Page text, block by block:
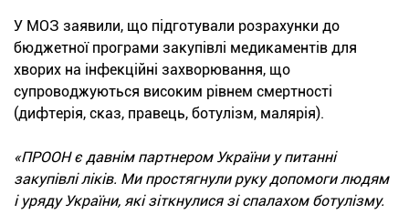
У МОЗ заявили, що підготували розрахунки до
бюджетної програми закупівлі медикаментів для
хворих на інфекційні захворювання, що
супроводжуються високим рівнем смертності
(дифтерія, сказ, правець, ботулізм, малярія).
«ПРООН є давнім партнером України у питанні
закупівлі ліків. Ми простягнули руку допомоги людям
і уряду України, які зіткнулися зі спалахом ботулізму.